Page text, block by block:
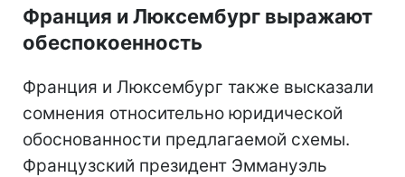
Франция и Люксембург выражают
обеспокоенность
Франция и Люксембург также высказали
сомнения относительно юридической
обоснованности предлагаемой схемы.
Французский президент Эммануэль